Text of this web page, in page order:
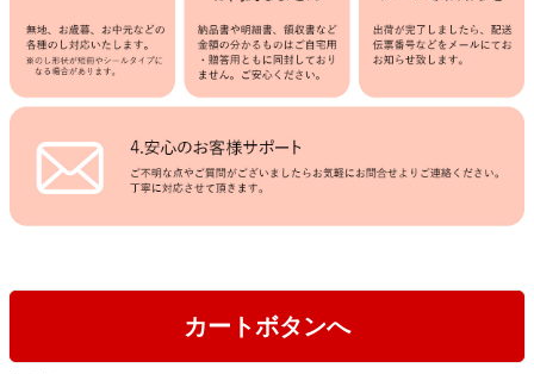
カートボタンへ